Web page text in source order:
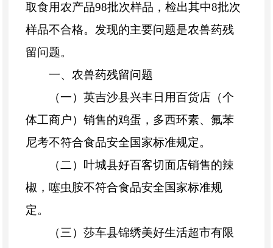
取食用农产品98批次样品，检出其中8批次
样品不合格。发现的主要问题是农兽药残
留问题。
一、农兽药残留问题
（一）英吉沙县兴丰日用百货店（个
体工商户）销售的鸡蛋，多西环素、氟苯
尼考不符合食品安全国家标准规定。
（二）叶城县好百客切面店销售的辣
椒，噻虫胺不符合食品安全国家标准规
定。
（三）莎车县锦绣美好生活超市有限